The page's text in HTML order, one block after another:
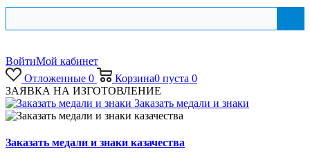
ВойтиМой кабинет
Отложенные 0 Корзина0 пуста 0
ЗАЯВКА НА ИЗГОТОВЛЕНИЕ
Заказать медали и знаки
Заказать медали и знаки казачества